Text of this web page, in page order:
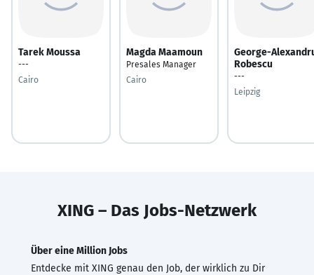
Tarek Moussa
---
Cairo
Magda Maamoun
Presales Manager
Cairo
George-
Robescu
---
Leipzig
XING – Das Jobs-Netzwerk
Über eine Million Jobs
Entdecke mit XING genau den Job, der wirklich zu Dir